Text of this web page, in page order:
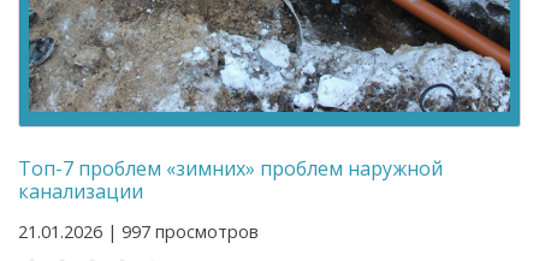
Топ-7 проблем «зимних» проблем наружной
канализации
21.01.2026 | 997 просмотров